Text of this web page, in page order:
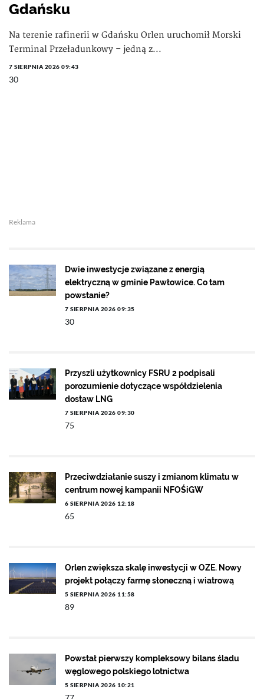
Gdańsku
Na terenie rafinerii w Gdańsku Orlen uruchomił Morski
Terminal Przeładunkowy – jedną z...
7 SIERPNIA 2026 09:43
30
Reklama
Dwie inwestycje związane z energią
elektryczną w gminie Pawłowice. Co tam
powstanie?
7 SIERPNIA 2026 09:35
30
Przyszli użytkownicy FSRU 2 podpisali
porozumienie dotyczące współdzielenia
dostaw LNG
7 SIERPNIA 2026 09:30
75
Przeciwdziałanie suszy i zmianom klimatu w
centrum nowej kampanii NFOŚiGW
6 SIERPNIA 2026 12:18
65
Orlen zwiększa skalę inwestycji w OZE. Nowy
projekt połączy farmę słoneczną i wiatrową
5 SIERPNIA 2026 11:58
89
Powstał pierwszy kompleksowy bilans śladu
węglowego polskiego lotnictwa
5 SIERPNIA 2026 10:21